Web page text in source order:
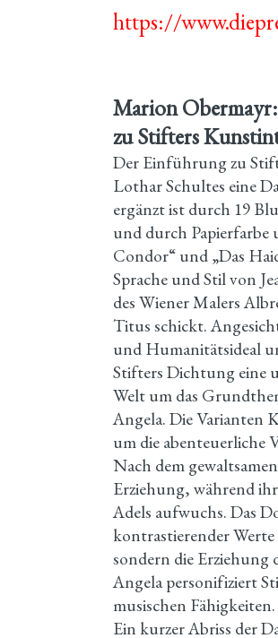
https://
Marion
zu Stifters
Der Einführung zu
Lothar Schultes eine
ergänzt ist durch 19
und durch Papierfarbe
Condor“ und „Das
Sprache und Stil von
des Wiener Malers
Titus schickt.
und Humanitätsideal
Stifters Dichtung eine
Welt um das
Angela. Die Varianten
um die abenteuerliche
Nach dem
Erziehung, während
Adels aufwuchs. Das
kontrastierender
sondern die Erziehung
Angela personifiziert
musischen Fähigkeiten.
Ein kurzer Abriss der